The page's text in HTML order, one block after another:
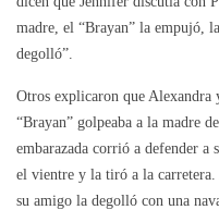
madre, el “Brayan” la empujó,
degolló”.
Otros explicaron que Alexandra
“Brayan” golpeaba a la madre
embarazada corrió a defender a
el vientre y la tiró a la carretera.
su amigo la degolló con una